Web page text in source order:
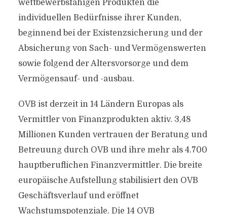
wettbewerbsfähigen Produkten die
individuellen Bedürfnisse ihrer Kunden,
beginnend bei der Existenzsicherung und der
Absicherung von Sach- und Vermögenswerten
sowie folgend der Altersvorsorge und dem
Vermögensauf- und -ausbau.
OVB ist derzeit in 14 Ländern Europas als
Vermittler von Finanzprodukten aktiv. 3,48
Millionen Kunden vertrauen der Beratung und
Betreuung durch OVB und ihre mehr als 4.700
hauptberuflichen Finanzvermittler. Die breite
europäische Aufstellung stabilisiert den OVB
Geschäftsverlauf und eröffnet
Wachstumspotenziale. Die 14 OVB